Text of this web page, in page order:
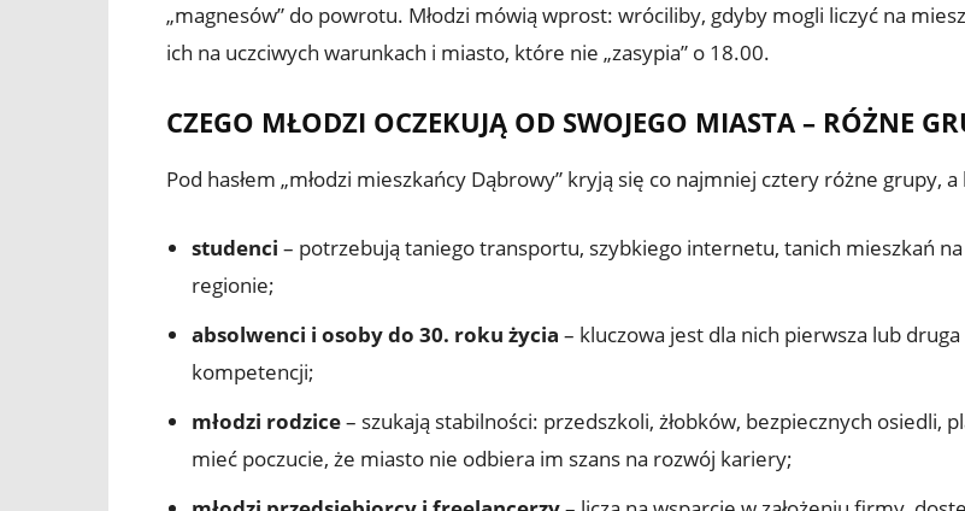
„magnesów” do powrotu. Młodzi mówią wprost: wróciliby, gdyby mogli liczyć na
ich na uczciwych warunkach i miasto, które nie „zasypia” o 18.00.
CZEGO MŁODZI OCZEKUJĄ OD SWOJEGO MIASTA – RÓŻNE
Pod hasłem „młodzi mieszkańcy Dąbrowy” kryją się co najmniej cztery różne grupy,
studenci – potrzebują taniego transportu, szybkiego internetu, tanich mieszkań
regionie;
absolwenci i osoby do 30. roku życia – kluczowa jest dla nich pierwsza lub
kompetencji;
młodzi rodzice– szukają stabilności: przedszkoli, żłobków, bezpiecznych osiedli,
mieć poczucie, że miasto nie odbiera im szans na rozwój kariery;